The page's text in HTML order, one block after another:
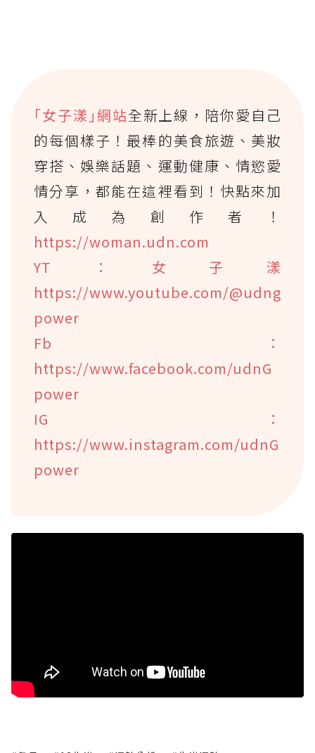
｢女子漾｣網站全新上線，陪你愛自己
的每個樣子！最棒的美食旅遊、美妝
穿搭、娛樂話題、運動健康、情慾愛
情分享，都能在這裡看到！快點來加
入成為創作者！
https://woman.udn.com
YT：女子漾
https://www.youtube.com/@udng
power
Fb：
https://www.facebook.com/udnG
power
IG：
https://www.instagram.com/udnG
power